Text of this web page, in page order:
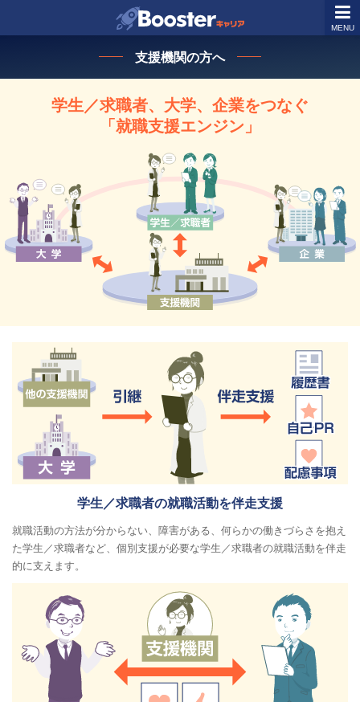
MENU
支援機関の方へ
学生／求職者、大学、企業をつなぐ
「就職支援エンジン」
学生／求職者の就職活動を伴走支援
就職活動の方法が分からない、障害がある、何らかの働きづらさを抱え
た学生／求職者など、個別支援が必要な学生／求職者の就職活動を伴走
的に支えます。